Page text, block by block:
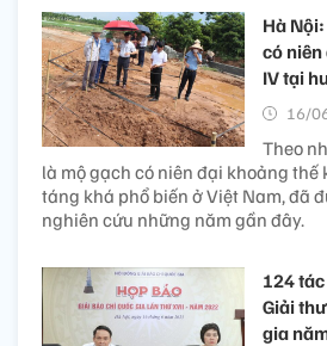
Hà
có niên
IV tại
16/
Theo
là mộ gạch có niên đại khoảng thế
táng khá phổ biến ở Việt Nam, đã
nghiên cứu những năm gần đây.
124
Giải
gia